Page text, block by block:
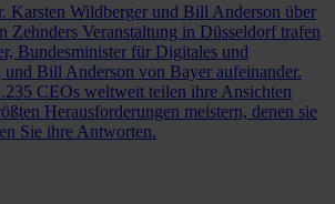
Karsten Wildberger und Bill Anderson über
Zehnders Veranstaltung in Düsseldorf trafen
Bundesminister für Digitales und
und Bill Anderson von Bayer aufeinander.
CEOs weltweit teilen ihre Ansichten
Herausforderungen meistern, denen sie
Sie ihre Antworten.